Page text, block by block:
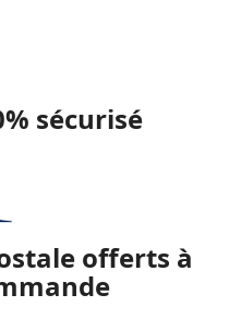
sécurisé
offerts à